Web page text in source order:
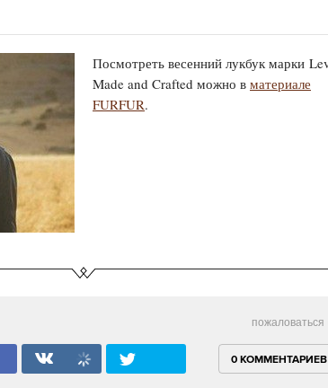
Посмотреть весенний лукбук марки
Made and Crafted можно в материале
FURFUR.
0 КОММЕНТАРИЕВ
пожаловаться